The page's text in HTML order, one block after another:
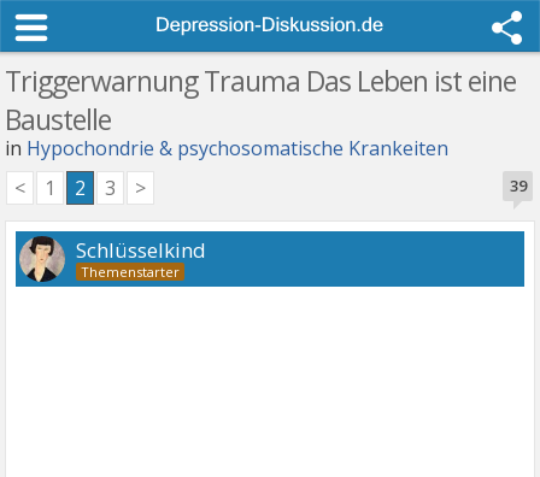
Triggerwarnung Trauma Das Leben ist eine
Baustelle
in Hypochondrie & psychosomatische Krankeiten
39
< 1 2 3 >
Schlüsselkind